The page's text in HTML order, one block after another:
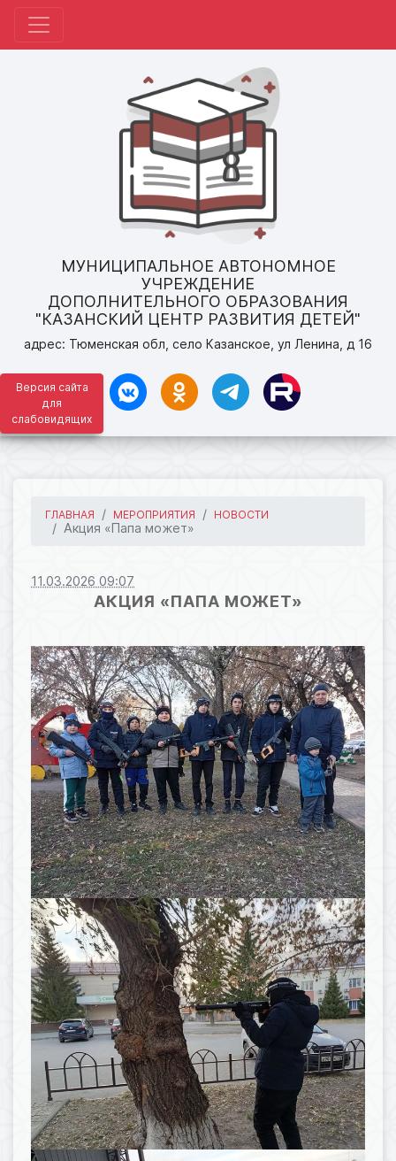
Версия сайта
для
слабовидящих
МУНИЦИПАЛЬНОЕ АВТОНОМНОЕ
УЧРЕЖДЕНИЕ
ДОПОЛНИТЕЛЬНОГО ОБРАЗОВАНИЯ
"КАЗАНСКИЙ ЦЕНТР РАЗВИТИЯ ДЕТЕЙ"
адрес: Тюменская обл, село Казанское, ул Ленина, д 16
ГЛАВНАЯ МЕРОПРИЯТИЯ НОВОСТИ
Акция «Папа может»
11.03.2026 09:07
АКЦИЯ «ПАПА МОЖЕТ»